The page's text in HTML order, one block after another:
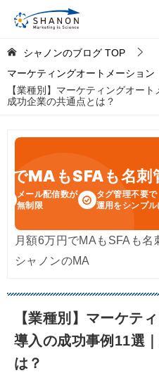
シャノンのブログ TOP
マーケティングオートメーション
【業種別】マーケティングオー
成功企業の共通点とは？
でMAもSFAも名刺
メール配信数が
無制限
タグ管理不要で
運用をシンプル
月額6万円でMAもSFAも名
シャノンのMA
【業種別】マーケテ
導入の成功事例11選
は？